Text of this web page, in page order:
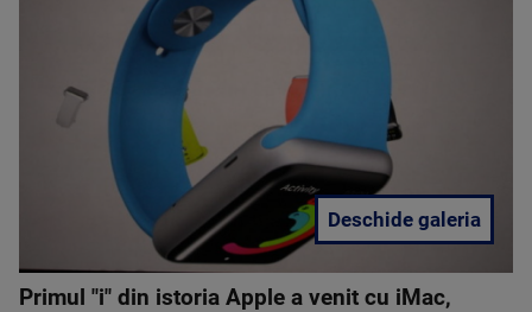
Deschide galeria
Primul "i" din istoria Apple a venit cu iMac,